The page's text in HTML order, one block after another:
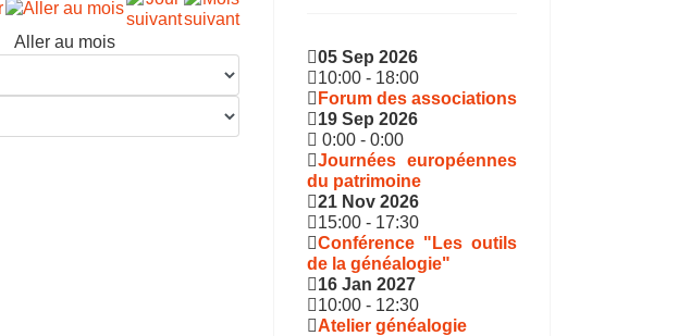
Aller au mois
05 Sep 2026
10:00 - 18:00
Forum des associations
19 Sep 2026
0:00 - 0:00
Journées européennes
du patrimoine
21 Nov 2026
15:00 - 17:30
Conférence "Les outils
de la généalogie"
16 Jan 2027
10:00 - 12:30
Atelier généalogie